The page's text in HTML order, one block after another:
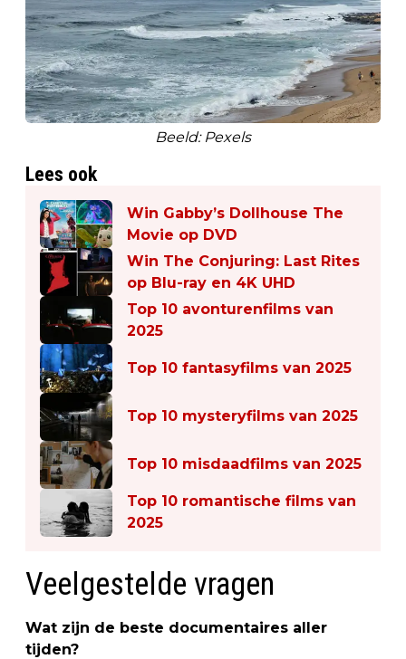
Beeld: Pexels
Lees ook
Win Gabby’s Dollhouse The
Movie op DVD
Win The Conjuring: Last Rites
op Blu-ray en 4K UHD
Top 10 avonturenfilms van
2025
Top 10 fantasyfilms van 2025
Top 10 mysteryfilms van 2025
Top 10 misdaadfilms van 2025
Top 10 romantische films van
2025
Veelgestelde vragen
Wat zijn de beste documentaires aller
tijden?